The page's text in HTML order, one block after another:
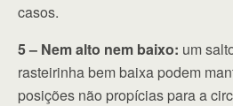
casos.
5 – Nem alto nem baixo: um
rasteirinha bem baixa podem
posições não propícias para a